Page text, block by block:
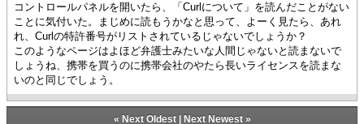
コントロールパネルを開いたら、「Curlについて」を読んだことがない
ことに気付いた。まじめに​読もうかなと思って、よーく見たら、あれ
れ、Curlの特許番号がリストされているじゃないでしょうか？
このようなページはよほど弁護士みたいな人間じゃないと読まないで
しょうね、携帯を買うのに携帯会社のやたら長いライセンスを読まな
いのと同じでしょう。
« Next Oldest| Next Newest»